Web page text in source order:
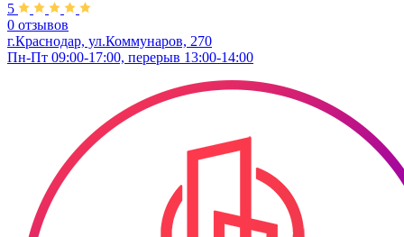
5
0 отзывов
г.Краснодар, ул.Коммунаров, 270
Пн-Пт 09:00-17:00, перерыв 13:00-14:00